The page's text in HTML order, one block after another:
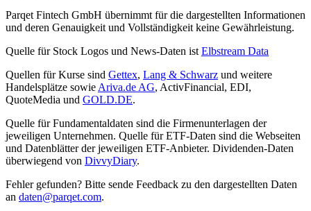
Parqet Fintech GmbH übernimmt für die dargestellten Informationen
und deren Genauigkeit und Vollständigkeit keine Gewährleistung.
Quelle für Stock Logos und News-Daten ist Elbstream Data
Quellen für Kurse sind Gettex, Lang & Schwarz und weitere
Handelsplätze sowie Ariva.de AG, ActivFinancial, EDI,
QuoteMedia und GOLD.DE.
Quelle für Fundamentaldaten sind die Firmenunterlagen der
jeweiligen Unternehmen. Quelle für ETF-Daten sind die Webseiten
und Datenblätter der jeweiligen ETF-Anbieter. Dividenden-Daten
überwiegend von DivvyDiary.
Fehler gefunden? Bitte sende Feedback zu den dargestellten Daten
an daten@parqet.com.